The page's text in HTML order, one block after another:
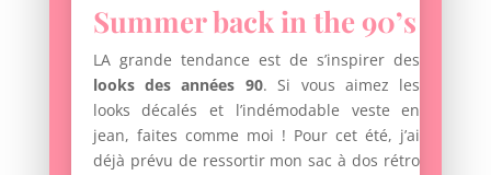
Summer back in the 90’s
LA grande tendance est de s’inspirer des
looks des années 90. Si vous aimez les
looks décalés et l’indémodable veste en
jean, faites comme moi ! Pour cet été, j’ai
déjà prévu de ressortir mon sac à dos rétro